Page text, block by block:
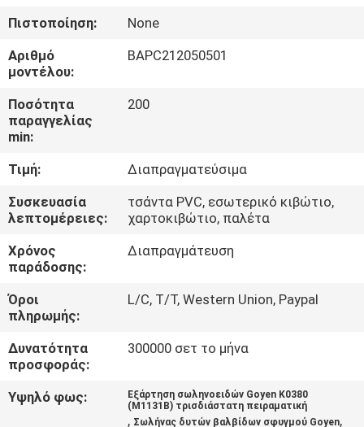
ΕΠΙΣΚΈΨΕΙΣ
ΣΤΟ
ΕΡΓΟΣΤΆΣΙΟ
ΈΛΕΓΧΟΣ
ΠΟΙΌΤΗΤΑΣ
ΕΠΙΚΟΙΝΩΝΉΣΤΕ
ΜΑΖΊ
ΜΑΣ
ΖΗΤΉΣΤΕ
ΜΙΑ
ΠΡΟΣΦΟΡΆ
Πιστοποίηση:
None
Αριθμό
μοντέλου:
BAPC212050501
Ποσότητα
παραγγελίας
min:
200
Τιμή:
Διαπραγματεύσιμα
Συσκευασία
λεπτομέρειες:
τσάντα PVC, εσωτερικό κιβώτιο,
χαρτοκιβώτιο, παλέτα
Χρόνος
παράδοσης:
Διαπραγμάτευση
Όροι
πληρωμής:
L/C, T/T, Western Union, Paypal
Δυνατότητα
προσφοράς:
300000 σετ το μήνα
Υψηλό φως:
Εξάρτηση σωληνοειδών Goyen K0380
(M1131B) τρισδιάστατη πειραματική
, Σωλήνας δυτών βαλβίδων σφυγμού Goyen,